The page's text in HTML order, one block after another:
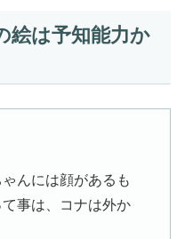
絵は予知能力か
んには顔があるも
事は、コナは外か